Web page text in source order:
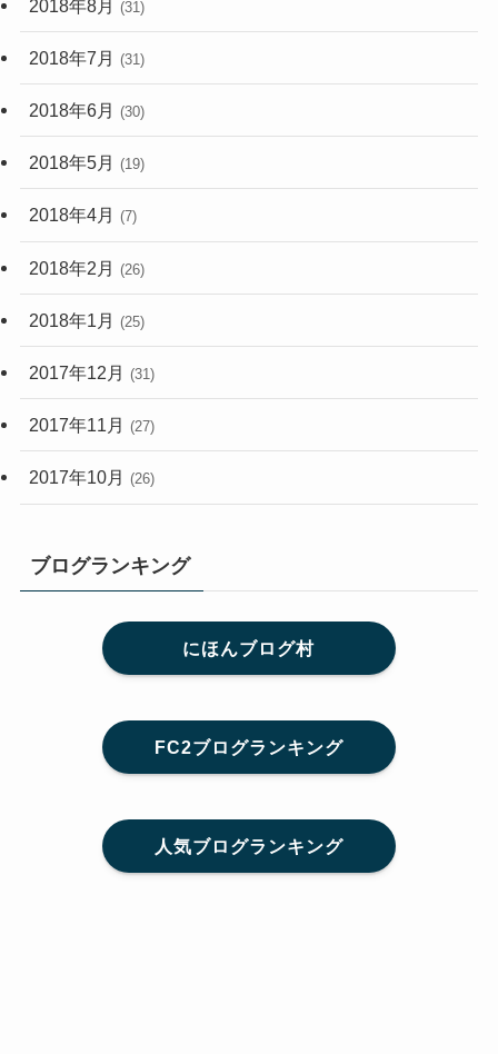
2018年8月 (31)
2018年7月 (31)
2018年6月 (30)
2018年5月 (19)
2018年4月 (7)
2018年2月 (26)
2018年1月 (25)
2017年12月 (31)
2017年11月 (27)
2017年10月 (26)
ブログランキング
にほんブログ村
FC2ブログランキング
人気ブログランキング